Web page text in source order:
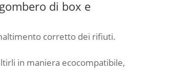
di box e
corretto dei rifiuti.
in maniera ecocompatibile,